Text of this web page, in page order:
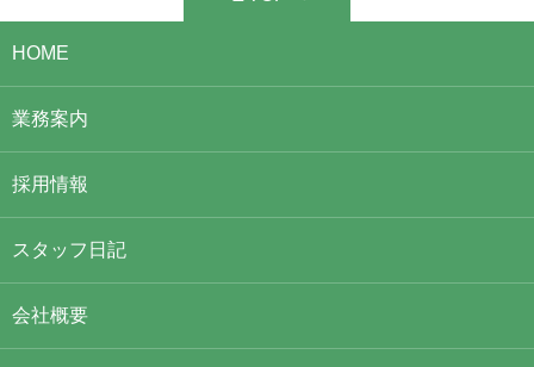
HOME
業務案内
採用情報
スタッフ日記
会社概要